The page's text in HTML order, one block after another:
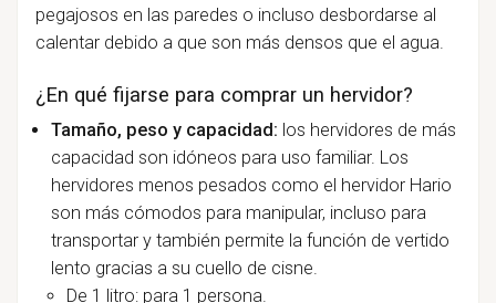
pegajosos en las paredes o incluso desbordarse al
calentar debido a que son más densos que el agua.
¿En qué fijarse para comprar un hervidor?
Tamaño, peso y capacidad: los hervidores de más
capacidad son idóneos para uso familiar. Los
hervidores menos pesados como el hervidor Hario
son más cómodos para manipular, incluso para
transportar y también permite la función de vertido
lento gracias a su cuello de cisne.
De 1 litro: para 1 persona.